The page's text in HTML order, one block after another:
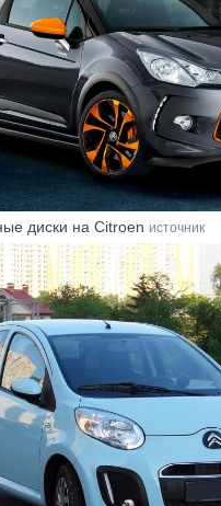
диски на Citroen источник